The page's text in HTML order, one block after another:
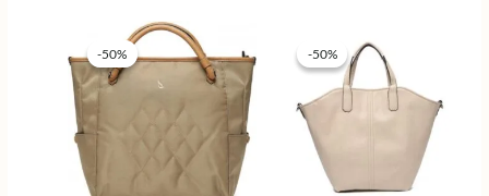
era:
85,00 €.42,50 €.
69,00 €.
-50%
-50% -50%
-50%